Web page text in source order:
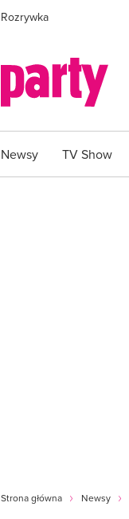
Rozrywka
Newsy TV Show
Strona główna Newsy